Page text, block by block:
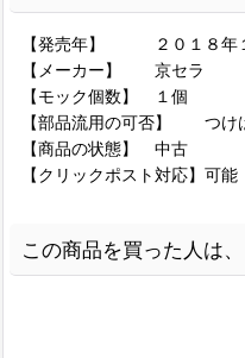
【発売年】 ２０１８年
【メーカー】 京セラ
【モック個数】 １個
【部品流用の可否】 つけ
【商品の状態】 中古
【クリックポスト対応】可能
この商品を買った人は